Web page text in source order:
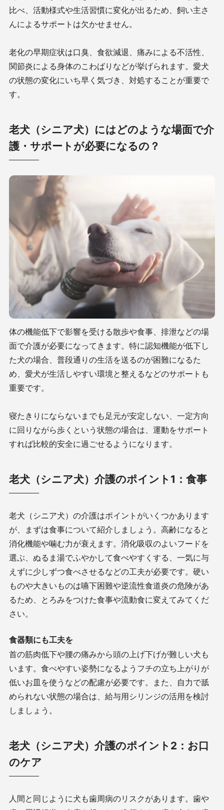
比べ、活動様式や生活習慣に変化が出るため、飼い主さ
んによるサポートは欠かせません。
老化の早期症状は口臭、食欲減退、痛みによる不活性、
関節炎による身体のこわばりなどが挙げられます。愛犬
の状態の変化にいち早く気づき、対処することが重要で
す。
老犬（シニア犬）にはどのような場面で介
護・サポートが必要になるの？
体の機能低下で影響を受ける散歩や食事、排泄などの場
面で介護が必要になってきます。特に認知機能が低下し
た犬の場合、普段通りの生活を送るのが困難になるた
め、愛犬が生活しやすい環境と整えるなどのサポートも
重要です。
寝たきりにならないまでも足元が安定しない、一定方向
に回りながら歩くという状態の場合は、運動をサポート
すれば比較的安全に過ごせるようになります。
老犬（シニア犬）介護のポイント1：食事
老犬（シニア犬）の介護はポイントがいくつかあります
が、まずは食事について紹介しましょう。高齢になると
消化機能や噛む力が衰えます。消化吸収のよいフードを
選ぶ、ぬるま湯でふやかして食べやすくする、一気に与
えずに少しずつ食べさせるなどの工夫が必要です。硬い
ものや大きいものは嚥下困難や逆流性食道炎の危険があ
るため、とろみをつけた食事や流動食に変えてみてくだ
さい。
食器類にも工夫を
首の筋肉低下や腰の痛みから頭の上げ下げが難しい犬も
います。食べやすい姿勢になるようフチの立ち上がりが
低いお皿を使うなどの配慮が必要です。また、自力で舐
められない状態の場合は、給与用シリンジの活用を検討
しましょう。
老犬（シニア犬）介護のポイント2：お口
のケア
人間と同じように犬も歯周病のリスクがあります。歯や